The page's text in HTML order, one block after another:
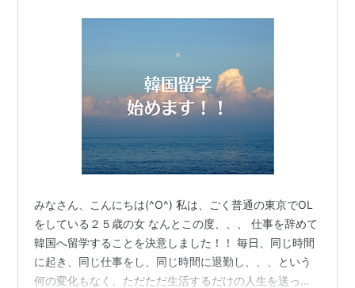
みなさん、こんにちは(^O^) 私は、ごく普通の東京でOL
をしている２５歳の女 なんとこの度、、、 仕事を辞めて
韓国へ留学することを決意しました！！ 毎日、同じ時間
に起き、同じ仕事をし、同じ時間に退勤し、、、という
何の変化もなく、ただただ生活するだけの人生を送って